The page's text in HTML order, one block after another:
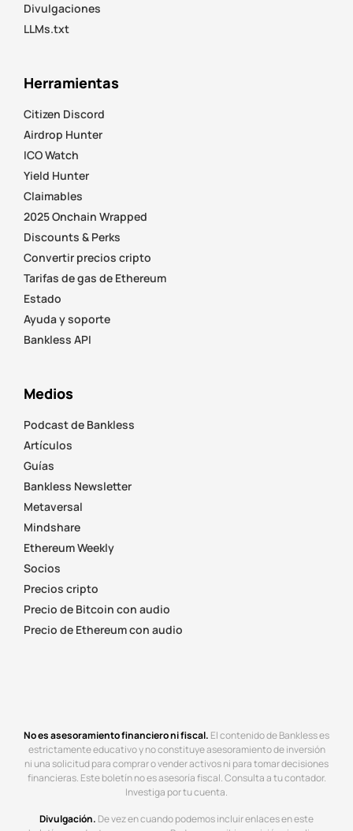
Divulgaciones
LLMs.txt
Herramientas
Citizen Discord
Airdrop Hunter
ICO Watch
Yield Hunter
Claimables
2025 Onchain Wrapped
Discounts & Perks
Convertir precios cripto
Tarifas de gas de Ethereum
Estado
Ayuda y soporte
Bankless API
Medios
Podcast de Bankless
Artículos
Guías
Bankless Newsletter
Metaversal
Mindshare
Ethereum Weekly
Socios
Precios cripto
Precio de Bitcoin con audio
Precio de Ethereum con audio
No es asesoramiento financiero ni fiscal. El contenido de Bankless es
estrictamente educativo y no constituye asesoramiento de inversión
ni una solicitud para comprar o vender activos ni para tomar decisiones
financieras. Este boletín no es asesoría fiscal. Consulta a tu contador.
Investiga por tu cuenta.
Divulgación. De vez en cuando podemos incluir enlaces en este